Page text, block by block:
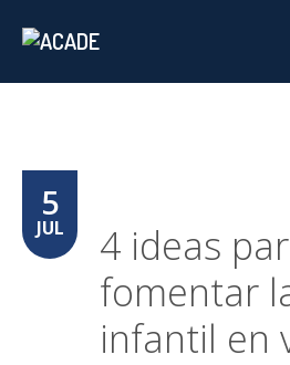
5
JUL
4 ideas
fomentar
infantil en